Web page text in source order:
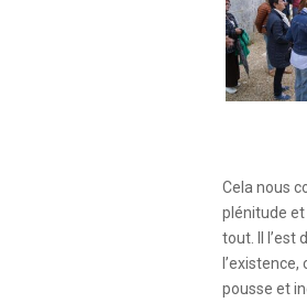
Cela nous
plénitude et
tout. Il l’est
pousse et